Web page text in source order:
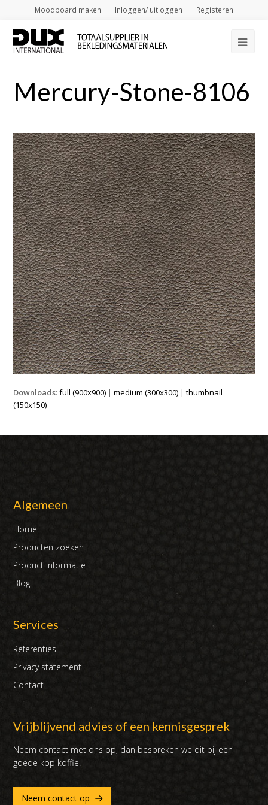
Moodboard maken Inloggen/ uitloggen Registeren
Mercury-Stone-8106
Downloads:full (900x900) |medium (300x300) |thumbnail
(150x150)
Algemeen
Home
Producten zoeken
Product informatie
Blog
Services
Referenties
Privacy statement
Contact
Vrijblijvend advies of een kennisgesprek
Neem contact met ons op, dan bespreken we dit bij een
goede kop koffie.
Neem contact op